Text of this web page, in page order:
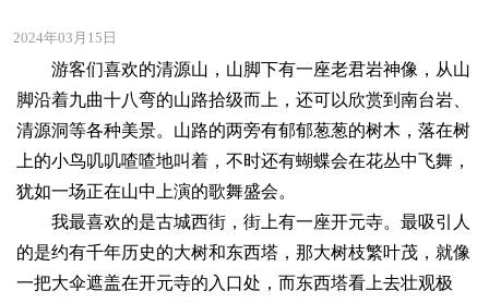
2024年03月15日
游客们喜欢的清源山，山脚下有一座老君岩神像，从山
脚沿着九曲十八弯的山路拾级而上，还可以欣赏到南台岩、
清源洞等各种美景。山路的两旁有郁郁葱葱的树木，落在树
上的小鸟叽叽喳喳地叫着，不时还有蝴蝶会在花丛中飞舞，
犹如一场正在山中上演的歌舞盛会。
我最喜欢的是古城西街，街上有一座开元寺。最吸引人
的是约有千年历史的大树和东西塔，那大树枝繁叶茂，就像
一把大伞遮盖在开元寺的入口处，而东西塔看上去壮观极